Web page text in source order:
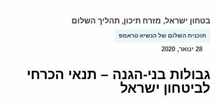
בטחון ישראל, מזרח תיכון, תהליך השלום
תוכנית השלום של הנשיא טראמפ
28 ינואר, 2020
גבולות בני-הגנה – תנאי הכרחי
לביטחון ישראל